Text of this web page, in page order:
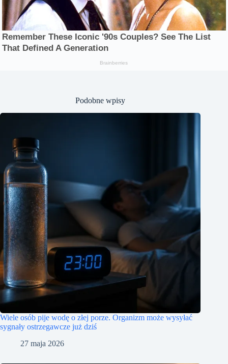
Podobne wpisy
Wiele osób pije wodę o złej porze. Organizm może wysyłać
sygnały ostrzegawcze już dziś
27 maja 2026